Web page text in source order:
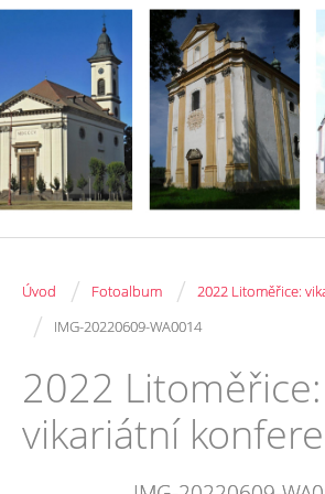
Úvod / Fotoalbum / 2022 Litoměřice:
/ IMG-20220609-WA0014
2022 Litoměřice:
vikariátní